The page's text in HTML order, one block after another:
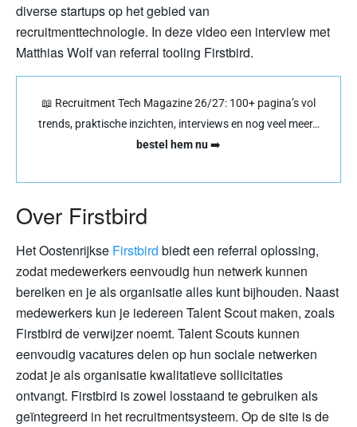
diverse startups op het gebied van
recruitmenttechnologie. In deze video een interview met
Matthias Wolf van referral tooling Firstbird.
📖 Recruitment Tech Magazine 26/27: 100+ pagina’s vol
trends, praktische inzichten, interviews en nog veel meer…
bestel hem nu➡️
Over Firstbird
Het Oostenrijkse Firstbird biedt een referral oplossing,
zodat medewerkers eenvoudig hun netwerk kunnen
bereiken en je als organisatie alles kunt bijhouden. Naast
medewerkers kun je iedereen Talent Scout maken, zoals
Firstbird de verwijzer noemt. Talent Scouts kunnen
eenvoudig vacatures delen op hun sociale netwerken
zodat je als organisatie kwalitatieve sollicitaties
ontvangt. Firstbird is zowel losstaand te gebruiken als
geïntegreerd in het recruitmentsysteem. Op de site is de